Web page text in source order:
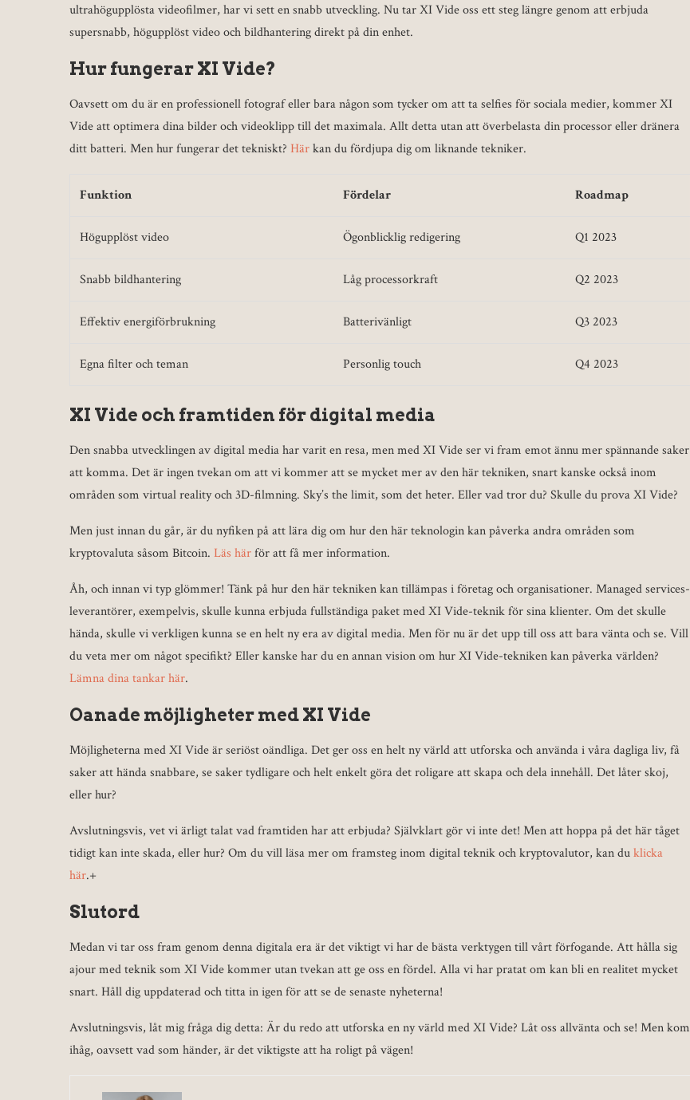
ultrahögupplösta videofilmer, har vi sett en snabb utveckling. Nu tar XI Vide oss ett steg längre genom att erbjuda
supersnabb, högupplöst video och bildhantering direkt på din enhet.
Hur fungerar XI Vide?
Oavsett om du är en professionell fotograf eller bara någon som tycker om att ta selfies för sociala medier, kommer XI
Vide att optimera dina bilder och videoklipp till det maximala. Allt detta utan att överbelasta din processor eller dränera
ditt batteri. Men hur fungerar det tekniskt? Härkan du fördjupa dig om liknande tekniker.
Funktion Fördelar Roadmap
Högupplöst video Ögonblicklig redigering Q1 2023
Snabb bildhantering Låg processorkraft Q2 2023
Effektiv energiförbrukning Batterivänligt Q3 2023
Egna filter och teman Personlig touch Q4 2023
XI Vide och framtiden för digital media
Den snabba utvecklingen av digital media har varit en resa, men med XI Vide ser vi fram emot ännu mer spännande saker
att komma. Det är ingen tvekan om att vi kommer att se mycket mer av den här tekniken, snart kanske också inom
områden som virtual reality och 3D-filmning. Sky’s the limit, som det heter. Eller vad tror du? Skulle du prova XI Vide?
Men just innan du går, är du nyfiken på att lära dig om hur den här teknologin kan påverka andra områden som
kryptovaluta såsom Bitcoin. Läs härför att få mer information.
Åh, och innan vi typ glömmer! Tänk på hur den här tekniken kan tillämpas i företag och organisationer. Managed services-
leverantörer, exempelvis, skulle kunna erbjuda fullständiga paket med XI Vide-teknik för sina klienter. Om det skulle
hända, skulle vi verkligen kunna se en helt ny era av digital media. Men för nu är det upp till oss att bara vänta och se. Vill
du veta mer om något specifikt? Eller kanske har du en annan vision om hur XI Vide-tekniken kan påverka världen?
Lämna dina tankar här.
Oanade möjligheter med XI Vide
Möjligheterna med XI Vide är seriöst oändliga. Det ger oss en helt ny värld att utforska och använda i våra dagliga liv, få
saker att hända snabbare, se saker tydligare och helt enkelt göra det roligare att skapa och dela innehåll. Det låter skoj,
eller hur?
Avslutningsvis, vet vi ärligt talat vad framtiden har att erbjuda? Självklart gör vi inte det! Men att hoppa på det här tåget
tidigt kan inte skada, eller hur? Om du vill läsa mer om framsteg inom digital teknik och kryptovalutor, kan duklicka
här.+
Slutord
Medan vi tar oss fram genom denna digitala era är det viktigt vi har de bästa verktygen till vårt förfogande. Att hålla sig
ajour med teknik som XI Vide kommer utan tvekan att ge oss en fördel. Alla vi har pratat om kan bli en realitet mycket
snart. Håll dig uppdaterad och titta in igen för att se de senaste nyheterna!
Avslutningsvis, låt mig fråga dig detta: Är du redo att utforska en ny värld med XI Vide? Låt oss allvänta och se! Men kom
ihåg, oavsett vad som händer, är det viktigste att ha roligt på vägen!